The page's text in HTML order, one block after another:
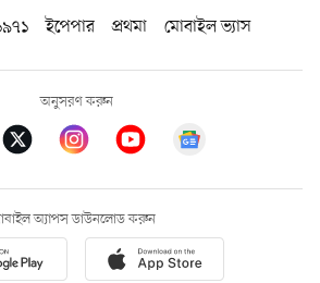
ইপেপার প্রথমা মোবাইল ভ্যাস
অনুসরণ করুন
অ্যাপস ডাউনলোড করুন